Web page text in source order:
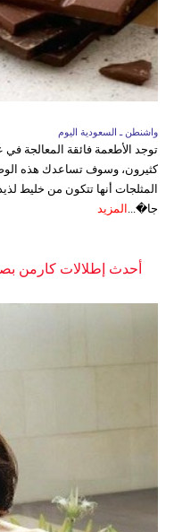
واشنطن ـ السعودية اليوم
توجد الأطعمة فائقة المعالجة
كثيرون، وسوف تساعدك هذه
المثلجات أنها تتكون من خليط
جا�... المزيد
أحدث إطلالات كارمن